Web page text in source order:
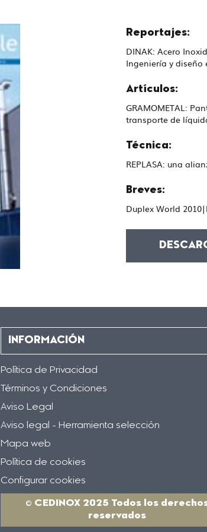
Reportajes:
DINAK: Acero
Ingeniería y diseño
Artículos:
GRAMOMETAL:
transporte de
Técnica:
REPLASA: una
Breves:
Duplex World
INFORMACIÓN
Política de Privacidad
Términos y Condiciones
Aviso Legal
Aviso legal - Herramienta selección
Mapa web
Política de cookies
Configurar cookies
© CEDINOX 2025 Todos los
reservados